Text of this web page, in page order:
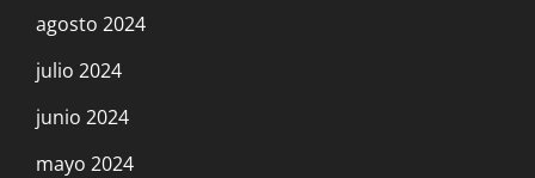
agosto 2024
julio 2024
junio 2024
mayo 2024